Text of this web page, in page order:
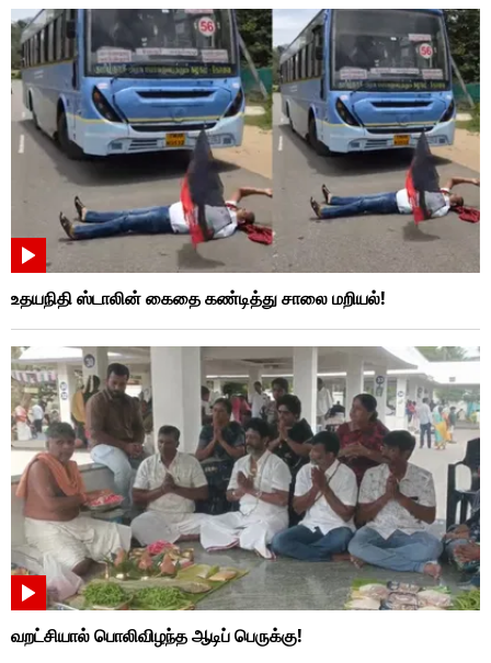
உதயநிதி ஸ்டாலின் கைதை கண்டித்து சாலை மறியல்!
வறட்சியால் பொலிவிழந்த ஆடிப் பெருக்கு!